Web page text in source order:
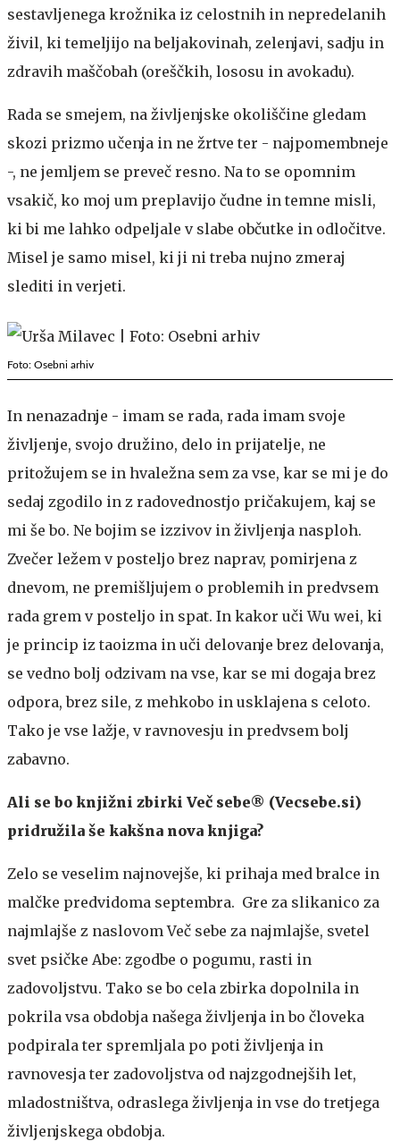
sestavljenega krožnika iz celostnih in nepredelanih
živil, ki temeljijo na beljakovinah, zelenjavi, sadju in
zdravih maščobah (oreščkih, lososu in avokadu).
Rada se smejem, na življenjske okoliščine gledam
skozi prizmo učenja in ne žrtve ter - najpomembneje
-, ne jemljem se preveč resno. Na to se opomnim
vsakič, ko moj um preplavijo čudne in temne misli,
ki bi me lahko odpeljale v slabe občutke in odločitve.
Misel je samo misel, ki ji ni treba nujno zmeraj
slediti in verjeti.
Foto: Osebni arhiv
In nenazadnje - imam se rada, rada imam svoje
življenje, svojo družino, delo in prijatelje, ne
pritožujem se in hvaležna sem za vse, kar se mi je do
sedaj zgodilo in z radovednostjo pričakujem, kaj se
mi še bo. Ne bojim se izzivov in življenja nasploh.
Zvečer ležem v posteljo brez naprav, pomirjena z
dnevom, ne premišljujem o problemih in predvsem
rada grem v posteljo in spat. In kakor uči Wu wei, ki
je princip iz taoizma in uči delovanje brez delovanja,
se vedno bolj odzivam na vse, kar se mi dogaja brez
odpora, brez sile, z mehkobo in usklajena s celoto.
Tako je vse lažje, v ravnovesju in predvsem bolj
zabavno.
Ali se bo knjižni zbirki Več sebe® (Vecsebe.si)
pridružila še kakšna nova knjiga?
Zelo se veselim najnovejše, ki prihaja med bralce in
malčke predvidoma septembra. Gre za slikanico za
najmlajše z naslovom Več sebe za najmlajše, svetel
svet psičke Abe: zgodbe o pogumu, rasti in
zadovoljstvu. Tako se bo cela zbirka dopolnila in
pokrila vsa obdobja našega življenja in bo človeka
podpirala ter spremljala po poti življenja in
ravnovesja ter zadovoljstva od najzgodnejših let,
mladostništva, odraslega življenja in vse do tretjega
življenjskega obdobja.